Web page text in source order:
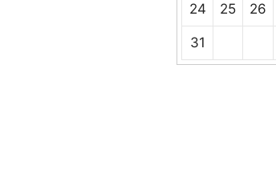
24 25 26
31